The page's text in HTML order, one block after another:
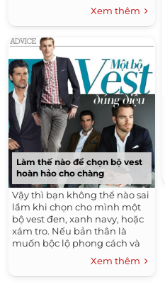
Xem thêm
Làm thế nào để chọn bộ vest
hoàn hảo cho chàng
Vậy thì bạn không thể nào sai
lầm khi chọn cho mình một
bộ vest đen, xanh navy, hoặc
xám tro. Nếu bản thân là
muốn bộc lộ phong cách và
sự ấn tượng, thì đừng ngần
ngại chọn cho mình những
gam màu sáng, chất liệu lạ,
Xem thêm